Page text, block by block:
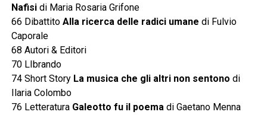
Nafisidi Maria Rosaria Grifone
66 Dibattito Alla ricerca delle radici umane di Fulvio
Caporale
68 Autori & Editori
70 LIbrando
74 Short Story La musica che gli altri non sentono di
Ilaria Colombo
76 Letteratura Galeotto fu il poemadi Gaetano Menna